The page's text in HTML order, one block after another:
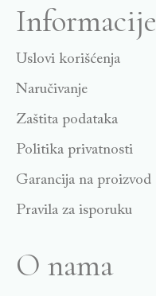
Informacije
Uslovi korišćenja
Naručivanje
Zaštita podataka
Politika privatnosti
Garancija na proizvod
Pravila za isporuku
O nama